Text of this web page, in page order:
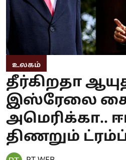
உலகம்
தீர்கிறதா
இஸ்ரேலை
அமெரிக்கா..
திணறும்